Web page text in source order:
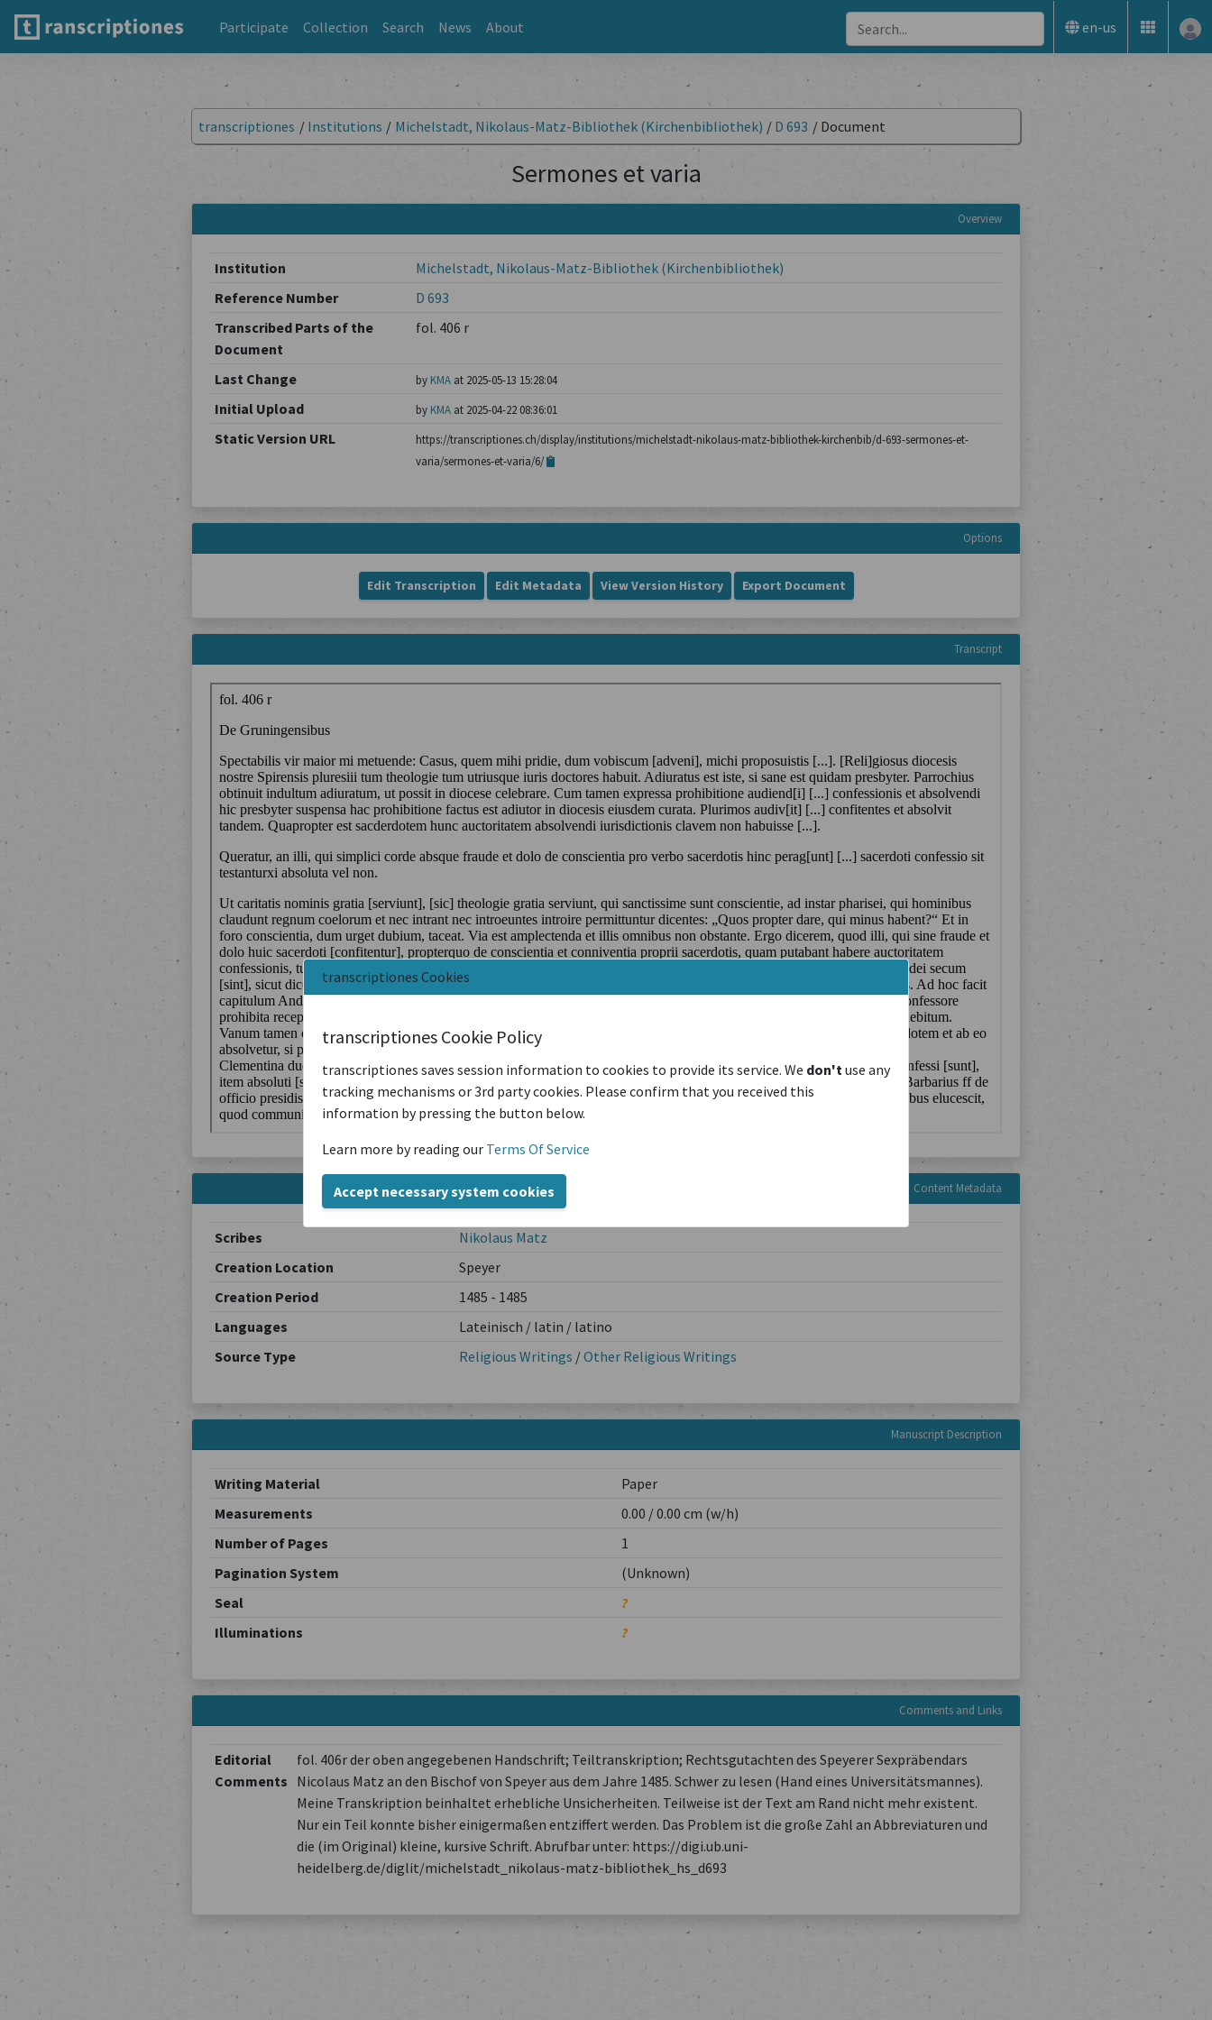
Participate Collection Search News About en-us
transcriptiones Cookies
transcriptiones Cookie Policy
transcriptiones saves session information to cookies to provide its service. We don't use any
tracking mechanisms or 3rd party cookies. Please confirm that you received this
information by pressing the button below.
Learn more by reading our Terms Of Service
Accept necessary system cookies
transcriptiones / Institutions / Michelstadt, Nikolaus-Matz-Bibliothek (Kirchenbibliothek) / D 693 / Document
Sermones et varia
Overview
Institution
Michelstadt, Nikolaus-Matz-Bibliothek (Kirchenbibliothek)
Reference Number
D 693
Transcribed Parts of the
Document
fol. 406 r
Last Change by KMAat 2025-05-13 15:28:04
Initial Upload by KMAat 2025-04-22 08:36:01
Static Version URL
https://transcriptiones.ch/display/institutions/michelstadt-nikolaus-matz-bibliothek-kirchenbib/d-693-sermones-et-
varia/sermones-et-varia/6/
Options
Edit Transcription Edit Metadata View Version History Export Document
Transcript
Content Metadata
Scribes
Nikolaus Matz
Creation Location
Speyer
Creation Period
1485 - 1485
Languages
Lateinisch / latin / latino
Source Type
Religious Writings /Other Religious Writings
Manuscript Description
Writing Material
Paper
Measurements
0.00 / 0.00 cm (w/h)
Number of Pages
1
Pagination System
(Unknown)
Seal
?
Illuminations
?
Comments and Links
Editorial
Comments
fol. 406r der oben angegebenen Handschrift; Teiltranskription; Rechtsgutachten des Speyerer Sexpräbendars
Nicolaus Matz an den Bischof von Speyer aus dem Jahre 1485. Schwer zu lesen (Hand eines Universitätsmannes).
Meine Transkription beinhaltet erhebliche Unsicherheiten. Teilweise ist der Text am Rand nicht mehr existent.
Nur ein Teil konnte bisher einigermaßen entziffert werden. Das Problem ist die große Zahl an Abbreviaturen und
die (im Original) kleine, kursive Schrift. Abrufbar unter: https://digi.ub.uni-
heidelberg.de/diglit/michelstadt_nikolaus-matz-bibliothek_hs_d693